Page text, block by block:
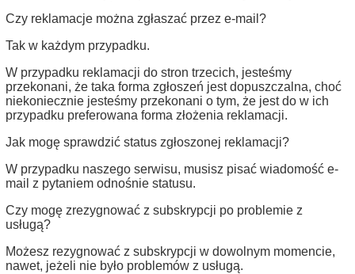
Czy reklamacje można zgłaszać przez e-mail?
Tak w każdym przypadku.
W przypadku reklamacji do stron trzecich, jesteśmy
przekonani, że taka forma zgłoszeń jest dopuszczalna, choć
niekoniecznie jesteśmy przekonani o tym, że jest do w ich
przypadku preferowana forma złożenia reklamacji.
Jak mogę sprawdzić status zgłoszonej reklamacji?
W przypadku naszego serwisu, musisz pisać wiadomość e-
mail z pytaniem odnośnie statusu.
Czy mogę zrezygnować z subskrypcji po problemie z
usługą?
Możesz rezygnować z subskrypcji w dowolnym momencie,
nawet, jeżeli nie było problemów z usługą.